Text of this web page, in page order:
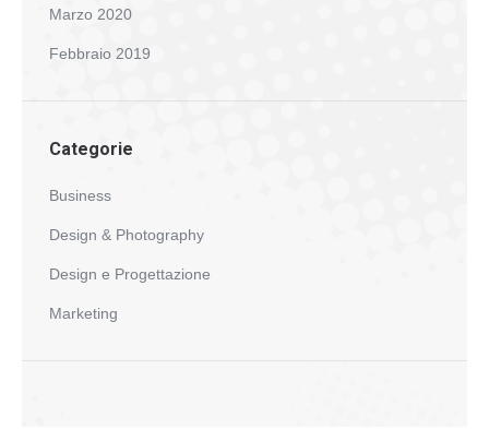
Marzo 2020
Febbraio 2019
Categorie
Business
Design & Photography
Design e Progettazione
Marketing